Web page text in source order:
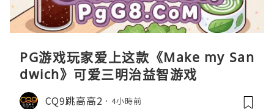
PG游戏玩家爱上这款《Make my San
dwich》可爱三明治益智游戏
CQ9跳高高2 4小時前